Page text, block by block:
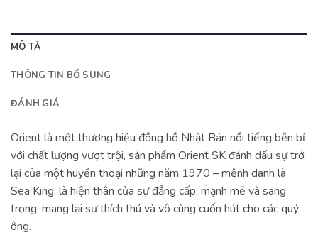
MÔ TẢ
THÔNG TIN BỔ SUNG
ĐÁNH GIÁ
Orient là một thương hiệu đồng hồ Nhật Bản nổi tiếng bền bỉ
với chất lượng vượt trội, sản phẩm Orient SK đánh dấu sự trở
lại của một huyền thoại những năm 1970 – mệnh danh là
Sea King, là hiện thân của sự đẳng cấp, mạnh mẽ và sang
trọng, mang lại sự thích thú và vô cùng cuốn hút cho các quý
ông.